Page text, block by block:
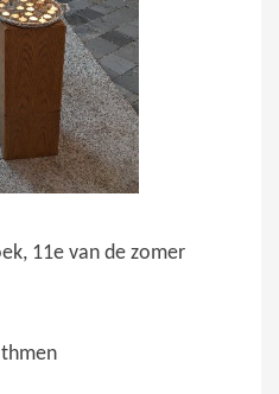
11e van de zomer